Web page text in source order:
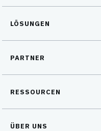
LÖSUNGEN
PARTNER
RESSOURCEN
ÜBER UNS